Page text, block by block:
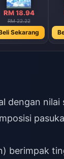
RM 18.94
RM 22.22
Sekarang
dengan nilai
berimpak